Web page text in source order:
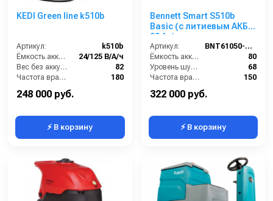
KEDI Green line k510b
Артикул:
k510b
Ёмкость аккумуляторов (Ач):
24/125 В/А/ч
Вес без аккумуляторов (кг):
82
Частота вращения щетки (об/мин):
180
248 000 руб.
⚡ В корзину
Bennett Smart S510b
Basic (с литиевым АКБ
80 Ач)
Артикул:
BNT61050-80li
Ёмкость аккумуляторов (Ач):
80
Уровень шума (дБ):
68
Частота вращения щетки (об/мин):
150
322 000 руб.
⚡ В корзину